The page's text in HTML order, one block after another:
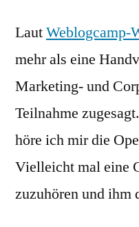
LautWeblogcamp-
mehr als eine
Marketing- und
Teilnahme
höre ich mir die
Vielleicht mal eine
zuzuhören und ihm